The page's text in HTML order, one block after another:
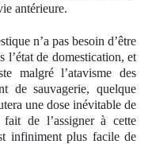
antérieure.
n’a pas besoin d’être
de domestication, et
malgré l’atavisme des
de sauvagerie, quelque
une dose inévitable de
fait de l’assigner à cette
infiniment plus facile de